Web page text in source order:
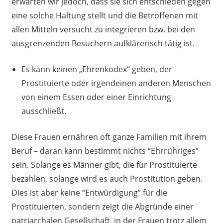
eine solche Haltung stellt und die Betroffenen mit
allen Mitteln versucht zu integrieren bzw. bei den
ausgrenzenden Besuchern aufklärerisch tätig ist.
Es kann keinen „Ehrenkodex“ geben, der
Prostituierte oder irgendeinen anderen Menschen
von einem Essen oder einer Einrichtung
ausschließt.
Diese Frauen ernähren oft ganze Familien mit ihrem
Beruf – daran kann bestimmt nichts “Ehrrühriges”
sein. Solange es Männer gibt, die für Prostituierte
bezahlen, solange wird es auch Prostitution geben.
Dies ist aber keine “Entwürdigung” für die
Prostituierten, sondern zeigt die Abgründe einer
patriarchalen Gesellschaft, in der Frauen trotz allem